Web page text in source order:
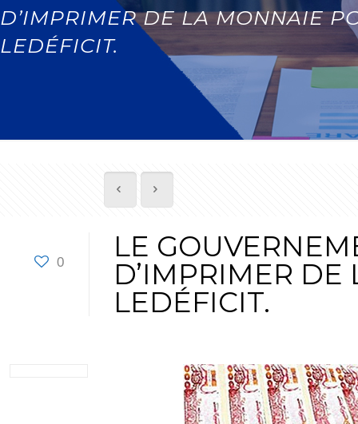
D’IMPRIMER DE LA MONNAIE
LEDÉFICIT.
0
LE
D’IMPRIMER
LEDÉFICIT.